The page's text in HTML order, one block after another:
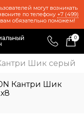
могут возникать
по телефону +7 (499)
обязательно поможем!
0
Шик серый
Кантри Шик